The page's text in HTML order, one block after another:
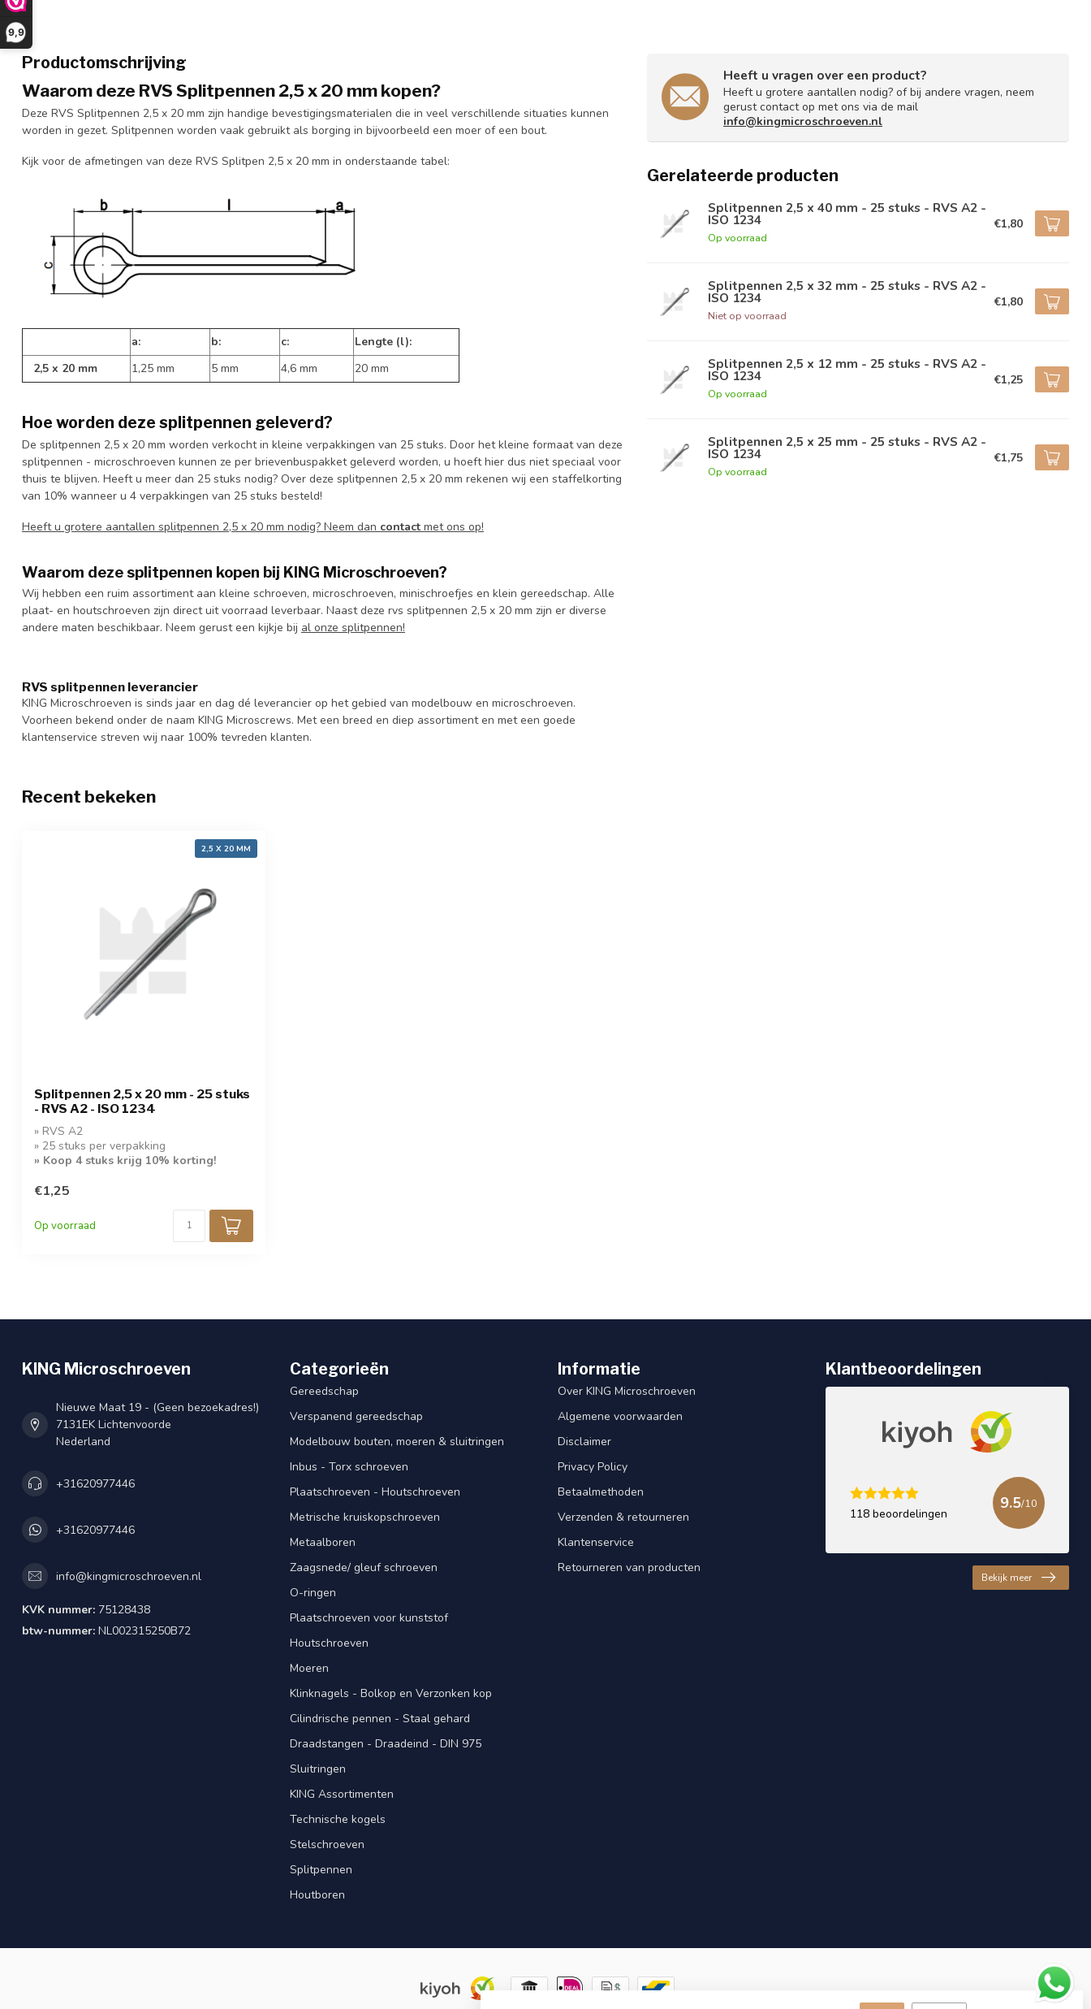
9,9
Productomschrijving
Waarom deze RVS Splitpennen 2,5 x 20 mm kopen?
Deze RVS Splitpennen 2,5 x 20 mm zijn handige bevestigingsmaterialen die in veel verschillende situaties kunnen
worden in gezet. Splitpennen worden vaak gebruikt als borging in bijvoorbeeld een moer of een bout.
Kijk voor de afmetingen van deze RVS Splitpen 2,5 x 20 mm in onderstaande tabel:
a: b: c:
Lengte (l):
2,5 x 20 mm
1,25 mm 5 mm 4,6 mm 20 mm
Hoe worden deze splitpennen geleverd?
De splitpennen 2,5 x 20 mm worden verkocht in kleine verpakkingen van 25 stuks. Door het kleine formaat van deze
splitpennen - microschroeven kunnen ze per brievenbuspakket geleverd worden, u hoeft hier dus niet speciaal voor
thuis te blijven. Heeft u meer dan 25 stuks nodig? Over deze splitpennen 2,5 x 20 mm rekenen wij een staffelkorting
van 10% wanneer u 4 verpakkingen van 25 stuks besteld!
Heeft u grotere aantallen splitpennen 2,5 x 20 mm nodig? Neem dan contact met ons op!
Waarom deze splitpennen kopen bij KING Microschroeven?
Wij hebben een ruim assortiment aan kleine schroeven, microschroeven, minischroefjes en klein gereedschap. Alle
plaat- en houtschroeven zijn direct uit voorraad leverbaar. Naast deze rvs splitpennen 2,5 x 20 mm zijn er diverse
andere maten beschikbaar. Neem gerust een kijkje bij al onze splitpennen!
RVS splitpennen leverancier
KING Microschroeven is sinds jaar en dag dé leverancier op het gebied van modelbouw en microschroeven.
Voorheen bekend onder de naam KING Microscrews. Met een breed en diep assortiment en met een goede
klantenservice streven wij naar 100% tevreden klanten.
Heeft u vragen over een product?
Heeft u grotere aantallen nodig? of bij andere vragen, neem
gerust contact op met ons via de mail
info@kingmicroschroeven.nl
Gerelateerde producten
Splitpennen 2,5 x 40 mm - 25 stuks - RVS A2 -
ISO 1234
Op voorraad
€1,80
Splitpennen 2,5 x 32 mm - 25 stuks - RVS A2 -
ISO 1234
Niet op voorraad
€1,80
Splitpennen 2,5 x 12 mm - 25 stuks - RVS A2 -
ISO 1234
Op voorraad
€1,25
Splitpennen 2,5 x 25 mm - 25 stuks - RVS A2 -
ISO 1234
Op voorraad
€1,75
Recent bekeken
2,5 X 20 MM
Splitpennen 2,5 x 20 mm - 25 stuks
- RVS A2 - ISO 1234
» RVS A2
» 25 stuks per verpakking
» Koop 4 stuks krijg 10% korting!
€1,25
Op voorraad
KING Microschroeven
Nieuwe Maat 19 - (Geen bezoekadres!)
7131EK Lichtenvoorde
Nederland
+31620977446
+31620977446
info@kingmicroschroeven.nl
KVK nummer: 75128438
btw-nummer: NL002315250B72
Categorieën
Gereedschap
Verspanend gereedschap
Modelbouw bouten, moeren & sluitringen
Inbus - Torx schroeven
Plaatschroeven - Houtschroeven
Metrische kruiskopschroeven
Metaalboren
Zaagsnede/ gleuf schroeven
O-ringen
Plaatschroeven voor kunststof
Houtschroeven
Moeren
Klinknagels - Bolkop en Verzonken kop
Cilindrische pennen - Staal gehard
Draadstangen - Draadeind - DIN 975
Sluitringen
KING Assortimenten
Technische kogels
Stelschroeven
Splitpennen
Houtboren
Informatie
Over KING Microschroeven
Algemene voorwaarden
Disclaimer
Privacy Policy
Betaalmethoden
Verzenden & retourneren
Klantenservice
Retourneren van producten
Klantbeoordelingen
118 beoordelingen
9.5/10
Bekijk meer